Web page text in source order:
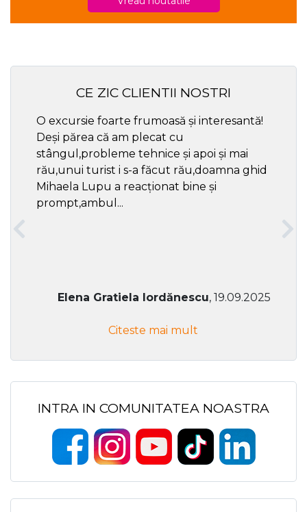
CE ZIC CLIENTII NOSTRI
O excursie foarte frumoasă și interesantă!
Deși părea că am plecat cu
stângul,probleme tehnice și apoi și mai
rău,unui turist i s-a făcut rău,doamna ghid
Mihaela Lupu a reacționat bine și
prompt,ambul...
Elena Gratiela Iordănescu, 19.09.2025
Citeste mai mult
INTRA IN COMUNITATEA NOASTRA